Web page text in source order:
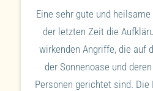
Eine sehr gute und
der letzten Zeit die
wirkenden Angriffe, die auf
der Sonnenoase und
Personen gerichtet sind. Die